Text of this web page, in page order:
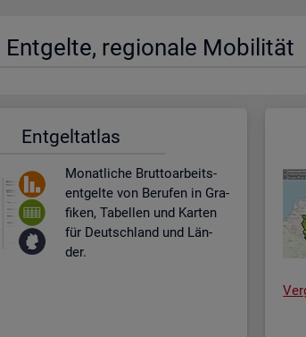
Ent­gel­te, re­gio­na­le Mo­bi­li­tät
Ent­gel­t­at­las
Mo­nat­li­che Brut­to­ar­beits­
ent­gel­te von Be­ru­fen in Gra­
fi­ken, Ta­bel­len und Kar­ten
für Deutsch­land und Län­
der.